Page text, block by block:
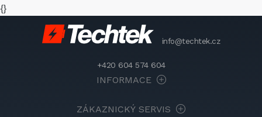
{}
info@techtek.cz
+420 604 574 604
INFORMACE
ZÁKAZNICKÝ SERVIS